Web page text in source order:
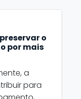
o
por mais
a
para